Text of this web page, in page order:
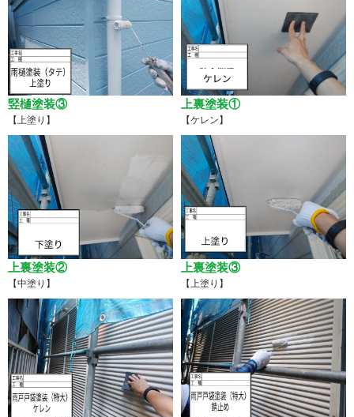
竪樋塗装③
【上塗り】
上裏塗装①
【ケレン】
上裏塗装②
【中塗り】
上裏塗装③
【上塗り】